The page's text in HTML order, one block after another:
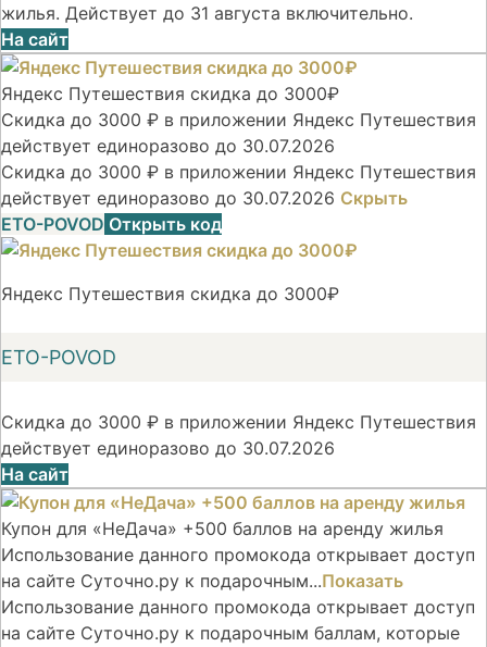
жилья. Действует до 31 августа включительно.
На сайт
Яндекс Путешествия скидка до 3000₽
Скидка до 3000 ₽ в приложении Яндекс Путешествия
действует единоразово до 30.07.2026
Скидка до 3000 ₽ в приложении Яндекс Путешествия
действует единоразово до 30.07.2026 Скрыть
ETO-POVOD Открыть код
Яндекс Путешествия скидка до 3000₽
ETO-POVOD
Скидка до 3000 ₽ в приложении Яндекс Путешествия
действует единоразово до 30.07.2026
На сайт
Купон для «НеДача» +500 баллов на аренду жилья
Использование данного промокода открывает доступ
на сайте Суточно.ру к подарочным...Показать
Использование данного промокода открывает доступ
на сайте Суточно.ру к подарочным баллам, которые